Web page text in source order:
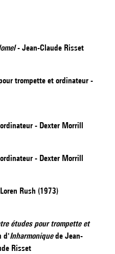
- Jean-Claude Risset
trompette et ordinateur -
- Dexter Morrill
- Dexter Morrill
Rush (1973)
études pour trompette et
d'Inharmoniquede Jean-
Risset